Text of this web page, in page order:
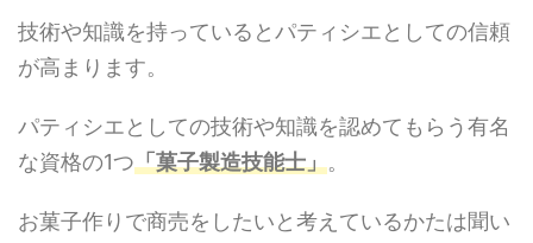
技術や知識を持っているとパティシエとしての信頼
が高まります。
パティシエとしての技術や知識を認めてもらう有名
な資格の1つ「菓子製造技能士」。
お菓子作りで商売をしたいと考えているかたは聞い